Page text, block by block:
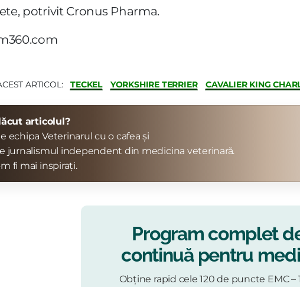
potrivit Cronus Pharma.
ARTICOL: TECKEL YORKSHIRE TERRIER CAVALIER KING
articolul?
echipa Veterinarul cu o cafea și
jurnalismul independent din medicina veterinară.
fi mai inspirați.
Program complet
continuă pentru
Obține rapid cele 120 de puncte EMC –